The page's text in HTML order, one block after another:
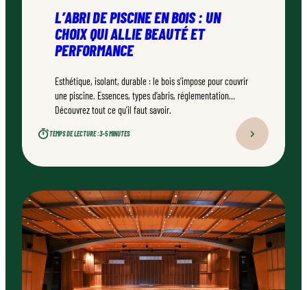
L’ABRI DE PISCINE EN BOIS : UN
CHOIX QUI ALLIE BEAUTÉ ET
PERFORMANCE
Esthétique, isolant, durable : le bois s’impose pour couvrir
une piscine. Essences, types d’abris, réglementation…
Découvrez tout ce qu’il faut savoir.
TEMPS DE LECTURE :3–5 MINUTES